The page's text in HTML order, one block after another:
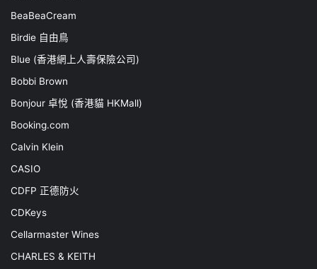
BeaBeaCream
Birdie 自由鳥
Blue (香港網上人壽保險公司)
Bobbi Brown
Bonjour 卓悅 (香港貓 HKMall)
Booking.com
Calvin Klein
CASIO
CDFP 正德防火
CDKeys
Cellarmaster Wines
CHARLES & KEITH